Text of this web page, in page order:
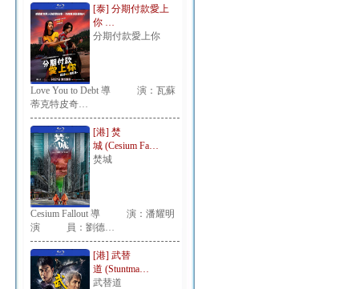
[泰] 分期付款愛上
你 …
分期付款愛上你
Love You to Debt 導 演：瓦蘇
蒂克特皮奇…
[港] 焚
城 (Cesium Fa…
焚城
Cesium Fallout 導 演：潘耀明
演 員：劉德…
[港] 武替
道 (Stuntma…
武替道